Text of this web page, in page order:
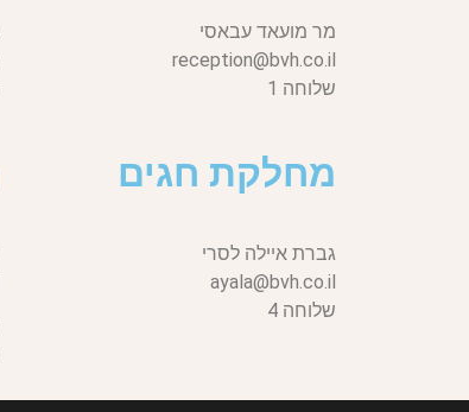
מר מועאד עבאסי
reception@bvh.co.il
שלוחה 1
מחלקת חגים
גברת איילה לסרי
ayala@bvh.co.il
שלוחה 4